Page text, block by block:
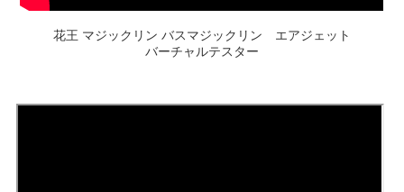
花王 マジックリン バスマジックリン エアジェット
バーチャルテスター